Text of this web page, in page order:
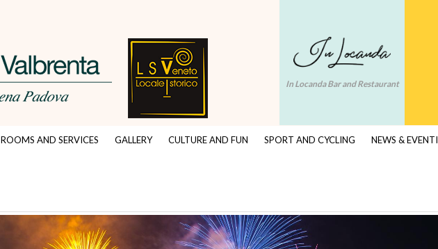
In Locanda Bar and Restaurant
ROOMS AND SERVICES GALLERY CULTURE AND FUN SPORT AND CYCLING NEWS & EVENTI